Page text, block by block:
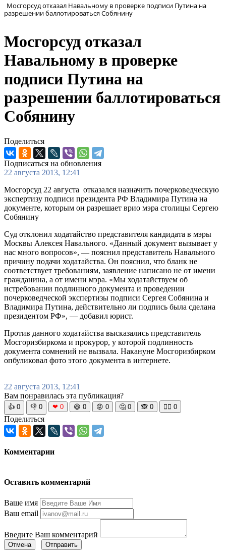
Мосгорсуд отказал Навальному в проверке подписи Путина на
разрешении баллотироваться Собянину
Мосгорсуд отказал
Навальному в проверке
подписи Путина на
разрешении баллотироваться
Собянину
Поделиться
Подписаться на обновления
22 августа 2013, 12:41
Мосгорсуд 22 августа отказался назначить почерковедческую
экспертизу подписи президента РФ Владимира Путина на
документе, которым он разрешает врио мэра столицы Сергею
Собянину
Суд отклонил ходатайство представителя кандидата в мэры
Москвы Алексея Навального. «Данный документ вызывает у
нас много вопросов», — пояснил представитель Навального
причину подачи ходатайства. Он пояснил, что бланк не
соответствует требованиям, заявление написано не от имени
гражданина, а от имени мэра. «Мы ходатайствуем об
истребовании подлинного документа и проведении
почерковедческой экспертизы подписи Сергея Собянина и
Владимира Путина, действительно ли подпись была сделана
президентом РФ», — добавил юрист.
Против данного ходатайства высказались представитель
Мосгоризбиркома и прокурор, у которой подлинность
документа сомнений не вызвала. Накануне Мосгоризбирком
опбуликовал фото этого документа в интернете.
22 августа 2013, 12:41
Вам понравилась эта публикация?
👍 0 👎 0 ❤ 0 😆 0 😡 0 🤔 0 🙈 0 🧘‍♀️ 0
Поделиться
Комментарии
Оставить комментарий
Ваше имя
Ваш email
Введите Ваш комментарий
Отмена Отправить